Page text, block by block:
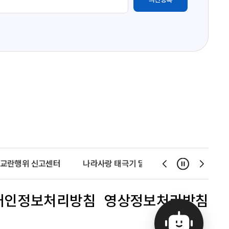
란행위 신고센터 나라사랑 태극기 달기 운동 천사운동
슬
라
이
드
이
슬
라
이
드
다
일시정지
인정보처리방침 영상정보처리방침